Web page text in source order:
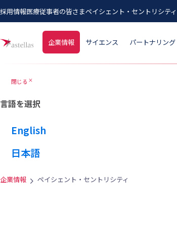
メインコンテンツにスキップ
採用情報医療従事者の皆さまペイシェント・セントリシティ
企業情報 サイエンス パートナリング
閉じる close
言語を選択
English
日本語
企業情報 ペイシェント・セントリシティ​